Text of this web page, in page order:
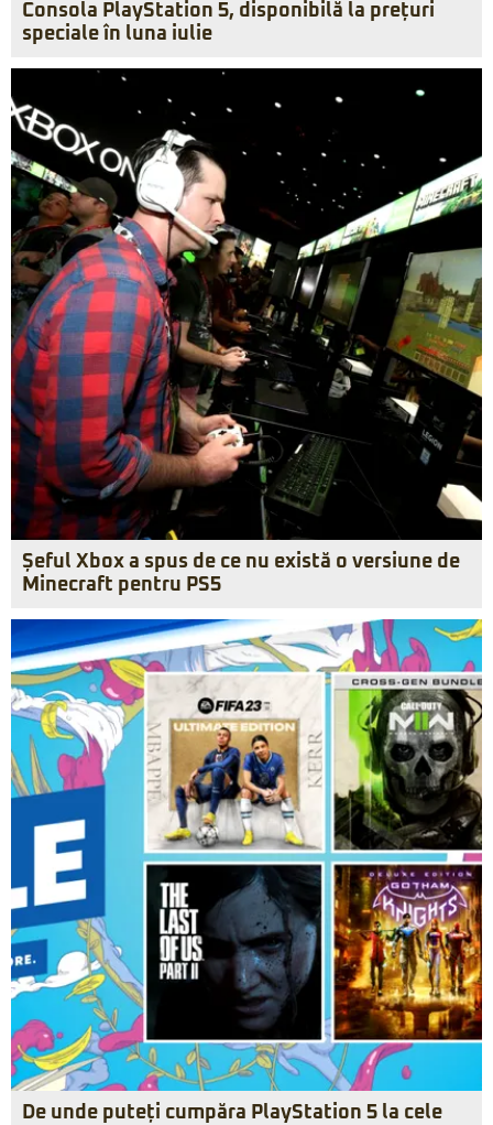
Consola PlayStation 5, disponibilă la prețuri
speciale în luna iulie
Șeful Xbox a spus de ce nu există o versiune de
Minecraft pentru PS5
De unde puteți cumpăra PlayStation 5 la cele